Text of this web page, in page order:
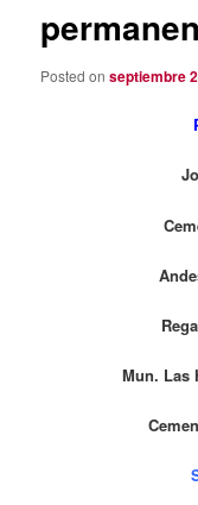
Posted onseptiembre
Mun. Las